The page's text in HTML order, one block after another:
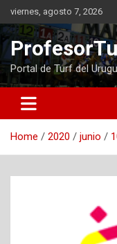
Skip
to
content
viernes, agosto 7, 2026
Portal de Turf del
Home 2020 junio